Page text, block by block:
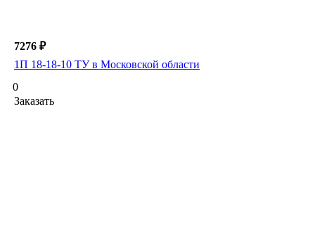
7276 ₽
1П 18-18-10 ТУ в Московской области
0
Заказать